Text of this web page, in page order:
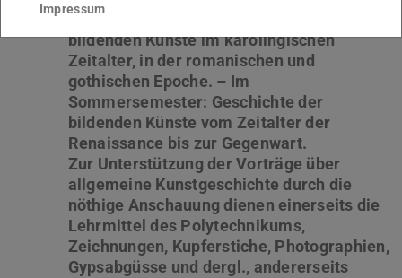
christlichen Mittelalters; Geschichte der
bildenden Künste im karolingischen
Zeitalter, in der romanischen und
gothischen Epoche. – Im
Sommersemester: Geschichte der
bildenden Künste vom Zeitalter der
Renaissance bis zur Gegenwart.
Zur Unterstützung der Vorträge über
allgemeine Kunstgeschichte durch die
nöthige Anschauung dienen einerseits die
Lehrmittel des Polytechnikums,
Zeichnungen, Kupferstiche, Photographien,
Gypsabgüsse und dergl., andererseits
Impressum